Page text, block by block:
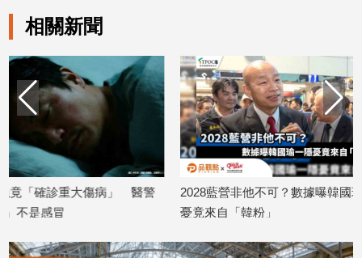
專
區
【我
的
觀
點】
相關新聞
2028藍營非他不可？數據曝韓國瑜一隱
憂竟來自「韓粉」
鄭麗文劍指2028？
密：藍營四大天王